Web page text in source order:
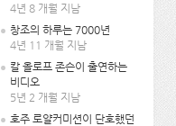
4년 8 개월 지남
창조의 하루는 7000년
4년 11 개월 지남
칼 올로프 존슨이 출연하는
비디오
5년 2 개월 지남
호주 로얄커미션이 단호했던